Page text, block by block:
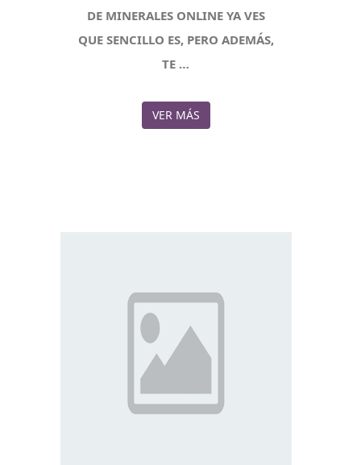
DE MINERALES ONLINE YA VES
QUE SENCILLO ES, PERO ADEMÁS,
TE …
VER MÁS